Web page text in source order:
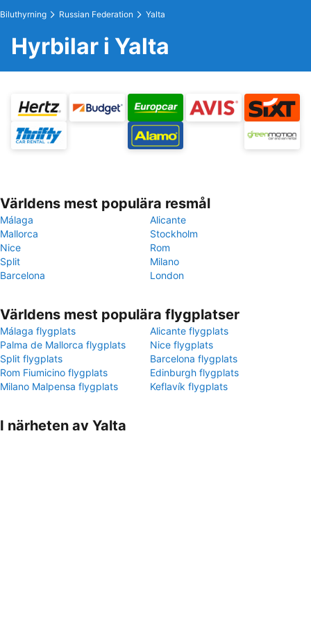
Biluthyrning Russian Federation Yalta
Hyrbilar i Yalta
Världens mest populära resmål
Málaga
Alicante
Mallorca
Stockholm
Nice
Rom
Split
Milano
Barcelona
London
Världens mest populära flygplatser
Málaga flygplats
Alicante flygplats
Palma de Mallorca flygplats
Nice flygplats
Split flygplats
Barcelona flygplats
Rom Fiumicino flygplats
Edinburgh flygplats
Milano Malpensa flygplats
Keflavík flygplats
I närheten av Yalta